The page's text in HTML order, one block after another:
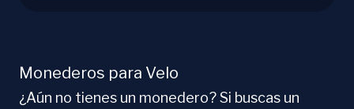
Monederos para Velo
¿Aún no tienes un monedero? Si buscas un